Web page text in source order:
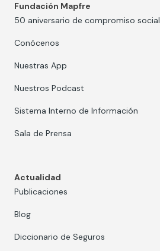
Fundación Mapfre
50 aniversario de compromiso social
Conócenos
Nuestras App
Nuestros Podcast
Sistema Interno de Información
Sala de Prensa
Actualidad
Publicaciones
Blog
Diccionario de Seguros